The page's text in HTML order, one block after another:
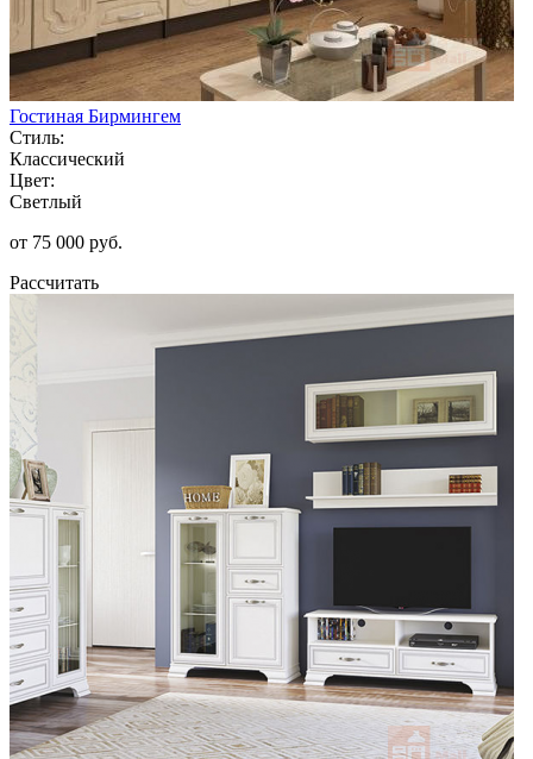
Гостиная Бирмингем
Стиль:
Классический
Цвет:
Светлый
от 75 000 руб.
Рассчитать